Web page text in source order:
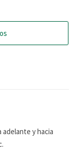
adelante y hacia